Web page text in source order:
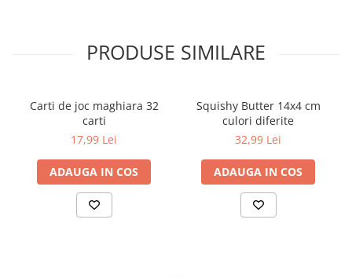
PRODUSE SIMILARE
Carti de joc maghiara 32
carti
17,99 Lei
ADAUGA IN COS
Squishy Butter 14x4 cm
culori diferite
32,99 Lei
ADAUGA IN COS